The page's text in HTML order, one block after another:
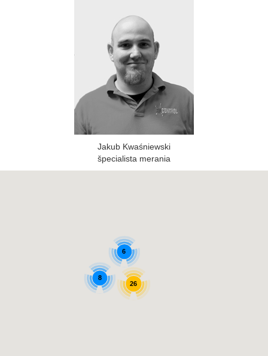
Jakub Kwaśniewski
špecialista merania
8
26
6